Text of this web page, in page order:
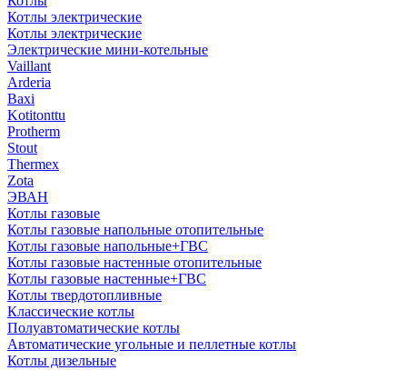
Котлы электрические
Котлы электрические
Электрические мини-котельные
Vaillant
Arderia
Baxi
Kotitonttu
Protherm
Stout
Thermex
Zota
ЭВАН
Котлы газовые
Котлы газовые напольные отопительные
Котлы газовые напольные+ГВС
Котлы газовые настенные отопительные
Котлы газовые настенные+ГВС
Котлы твердотопливные
Классические котлы
Полуавтоматические котлы
Автоматические угольные и пеллетные котлы
Котлы дизельные